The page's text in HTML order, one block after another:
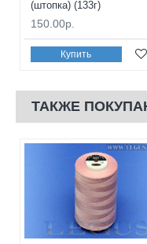
(штопка) (133г)
150.00р.
Купить
ТАКЖЕ